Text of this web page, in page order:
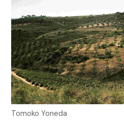
Tomoko Yoneda